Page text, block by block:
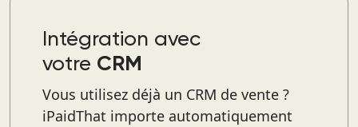
Intégration avec
votre CRM
Vous utilisez déjà un CRM de vente ?
iPaidThat importe automatiquement